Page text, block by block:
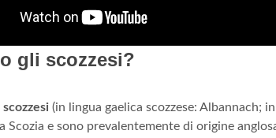
gli scozzesi?
scozzesi (in lingua gaelica scozzese: Albannach;
Scozia e sono prevalentemente di origine